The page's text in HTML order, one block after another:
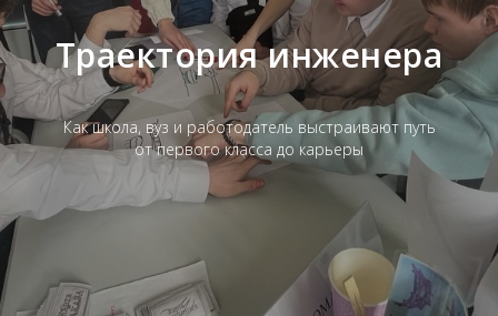
Траектория инженера
Как школа, вуз и работодатель выстраивают путь
от первого класса до карьеры